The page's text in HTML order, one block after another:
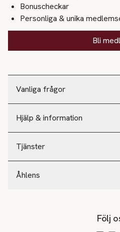
Vanliga frågor
Hjälp & information
Tjänster
Åhlens
Bonuscheckar
Personliga & unika
Bli
Följ